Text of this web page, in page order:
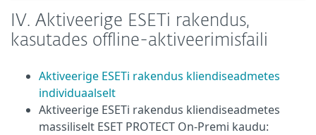
IV. Aktiveerige ESETi rakendus,
kasutades offline-aktiveerimisfaili
Aktiveerige ESETi rakendus kliendiseadmetes
individuaalselt
Aktiveerige ESETi rakendus kliendiseadmetes
massiliselt ESET PROTECT On-Premi kaudu: